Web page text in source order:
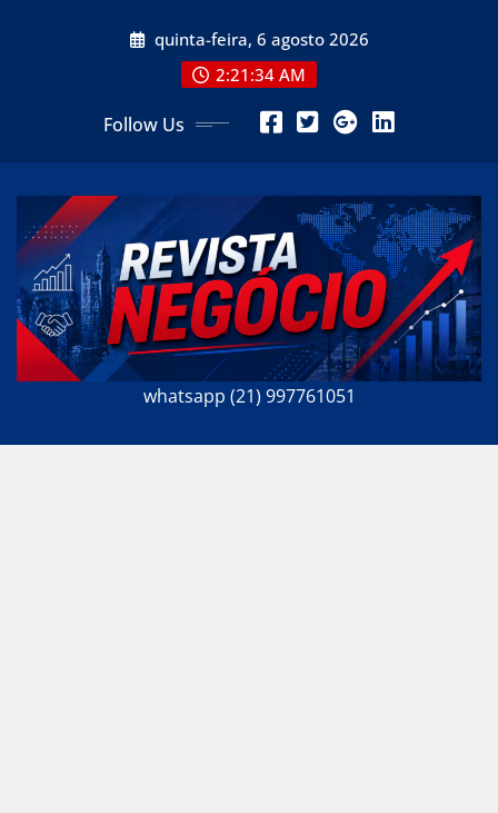
quinta-feira, 6 agosto 2026
2:21:35 AM
Follow Us
whatsapp (21) 997761051